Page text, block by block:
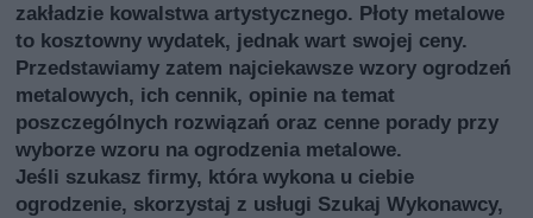
zakładzie kowalstwa artystycznego. Płoty metalowe
to kosztowny wydatek, jednak wart swojej ceny.
Przedstawiamy zatem najciekawsze wzory ogrodzeń
metalowych, ich cennik, opinie na temat
poszczególnych rozwiązań oraz cenne porady przy
wyborze wzoru na ogrodzenia metalowe.
Jeśli szukasz firmy, która wykona u ciebie
ogrodzenie, skorzystaj z usługi Szukaj Wykonawcy,